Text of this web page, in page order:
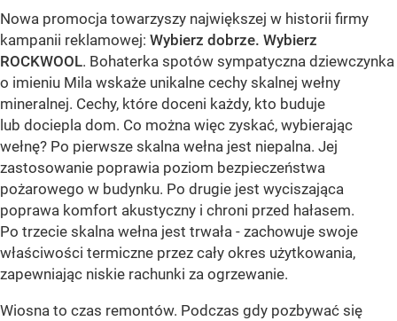
Nowa promocja towarzyszy największej w historii firmy
kampanii reklamowej: Wybierz dobrze. Wybierz
ROCKWOOL. Bohaterka spotów sympatyczna dziewczynka
o imieniu Mila wskaże unikalne cechy skalnej wełny
mineralnej. Cechy, które doceni każdy, kto buduje
lub dociepla dom. Co można więc zyskać, wybierając
wełnę? Po pierwsze skalna wełna jest niepalna. Jej
zastosowanie poprawia poziom bezpieczeństwa
pożarowego w budynku. Po drugie jest wyciszająca
poprawa komfort akustyczny i chroni przed hałasem.
Po trzecie skalna wełna jest trwała - zachowuje swoje
właściwości termiczne przez cały okres użytkowania,
zapewniając niskie rachunki za ogrzewanie.
Wiosna to czas remontów. Podczas gdy pozbywać się